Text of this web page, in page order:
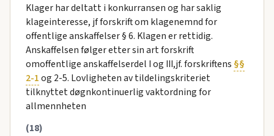
Klager har deltatt i konkurransen og har saklig
klageinteresse, jf forskrift om klagenemnd for
offentlige anskaffelser § 6. Klagen er rettidig.
Anskaffelsen følger etter sin art forskrift
omoffentlige anskaffelserdel I og III,jf. forskriftens §§
2-1og 2-5. Lovligheten av tildelingskriteriet
tilknyttet døgnkontinuerlig vaktordning for
allmennheten
(18)